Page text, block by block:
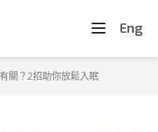
Eng
關？2招助你放鬆入眠